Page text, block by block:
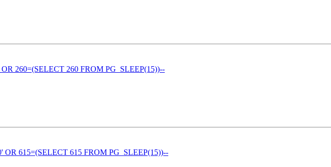
OR 260=(SELECT 260 FROM PG_SLEEP(15))--
OR 615=(SELECT 615 FROM PG_SLEEP(15))--